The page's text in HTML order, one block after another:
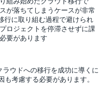
が落ちてしまうケースが非常
行に取り組む過程で避けられ
ロジェクトを停滞させずに課
要があります
ウドへの移行を成功に導くに
考慮する必要があります。